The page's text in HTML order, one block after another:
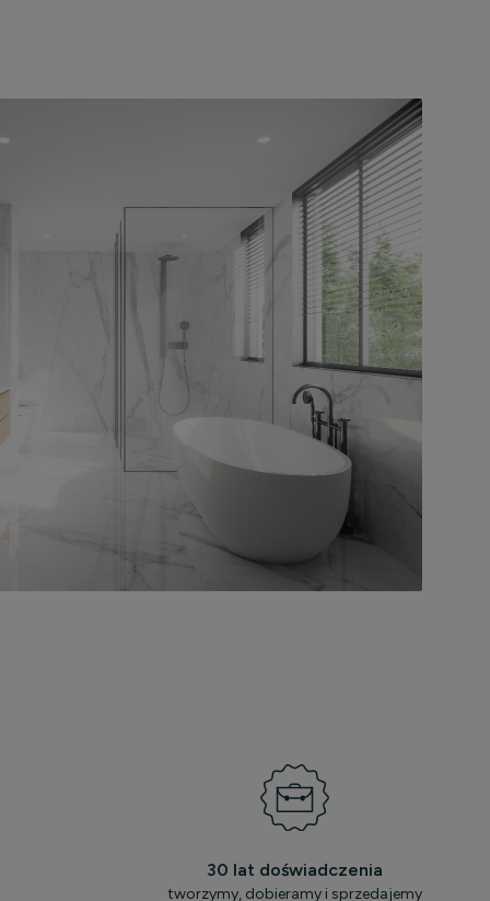
30 lat doświadczenia
tworzymy, dobieramy i sprzedajemy